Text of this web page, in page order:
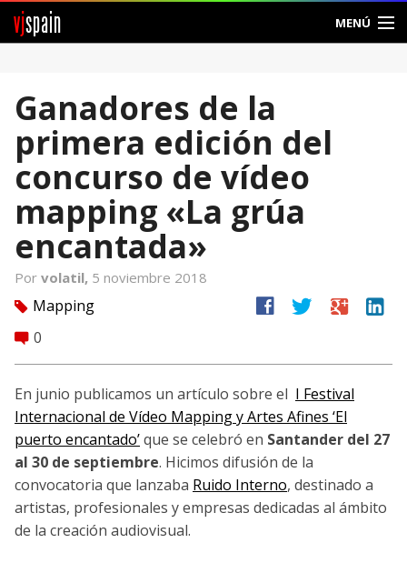
vjspain MENÚ
Foros
Noticias
Ayuda
Contacto
Entrar
Crear Cuenta
Ganadores de la
primera edición del
concurso de vídeo
mapping «La grúa
encantada»
Por volatil, 5 noviembre 2018
tag Mapping
comment 0
facebook twitter google linkedin
En junio publicamos un artículo sobre el I Festival
Internacional de Vídeo Mapping y Artes Afines ‘El
puerto encantado’que se celebró en Santander del 27
al 30 de septiembre. Hicimos difusión de la
convocatoria que lanzaba Ruido Interno, destinado a
artistas, profesionales y empresas dedicadas al ámbito
de la creación audiovisual.